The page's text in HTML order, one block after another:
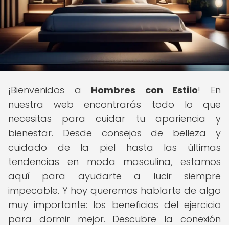
¡Bienvenidos a Hombres con Estilo! En
nuestra web encontrarás todo lo que
necesitas para cuidar tu apariencia y
bienestar. Desde consejos de belleza y
cuidado de la piel hasta las últimas
tendencias en moda masculina, estamos
aquí para ayudarte a lucir siempre
impecable. Y hoy queremos hablarte de algo
muy importante: los beneficios del ejercicio
para dormir mejor. Descubre la conexión